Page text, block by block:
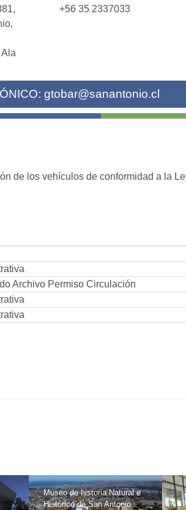
+56 35 2337033
gtobar@sanantonio.cl
de los vehículos de conformidad a la
Archivo Permiso Circulación
Museo de historia Natural e
Histórico de San Antonio